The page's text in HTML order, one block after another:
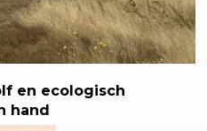
en ecologisch
hand